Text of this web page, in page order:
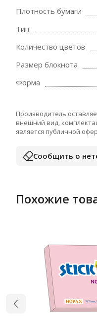
Плотность бумаги
Тип
Количество цветов
Размер блокнота
Форма
Производитель
внешний вид,
является публичной
Сообщить о
Похожие